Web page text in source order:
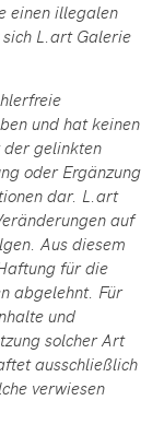
einen illegalen
L.art Galerie
und hat keinen
der gelinkten
oder Ergänzung
dar. L.art
auf
Aus diesem
für die
abgelehnt. Für
und
solcher Art
ausschließlich
verwiesen